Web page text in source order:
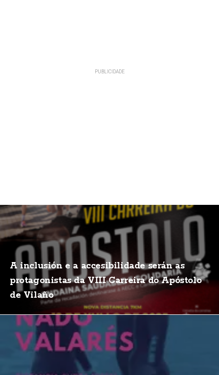
A inclusión e a accesibilidade serán as
protagonistas da VIII Carreira do Apóstolo
de Vilaño